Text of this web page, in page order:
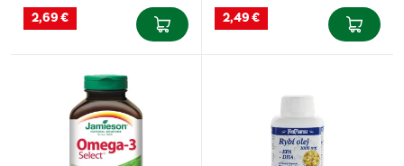
2,69 € 2,49 €